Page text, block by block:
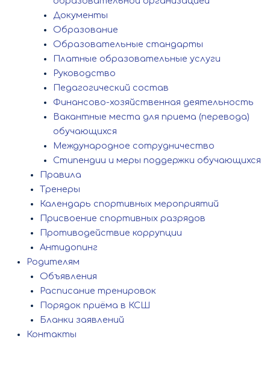
Документы
Образование
Образовательные стандарты
Платные образовательные услуги
Руководство
Педагогический состав
Финансово-хозяйственная деятельность
Вакантные места для приема (перевода)
обучающихся
Международное сотрудничество
Стипендии и меры поддержки обучающихся
Правила
Тренеры
Календарь спортивных мероприятий
Присвоение спортивных разрядов
Противодействие коррупции
Антидопинг
Родителям
Объявления
Расписание тренировок
Порядок приёма в КСШ
Бланки заявлений
Контакты